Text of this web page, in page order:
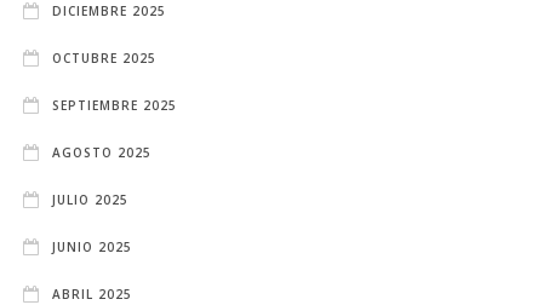
DICIEMBRE 2025
OCTUBRE 2025
SEPTIEMBRE 2025
AGOSTO 2025
JULIO 2025
JUNIO 2025
ABRIL 2025